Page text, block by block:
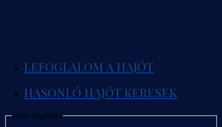
LEFOGLALOM A HAJÓT
HASONLÓ HAJÓT KERESEK
Hajó foglalás